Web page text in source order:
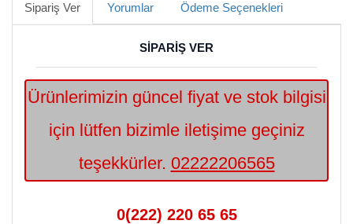
Sipariş Ver Yorumlar Ödeme Seçenekleri
SİPARİŞ VER
Ürünlerimizin güncel fiyat ve stok bilgisi
için lütfen bizimle iletişime geçiniz
teşekkürler. 02222206565
0(222) 220 65 65